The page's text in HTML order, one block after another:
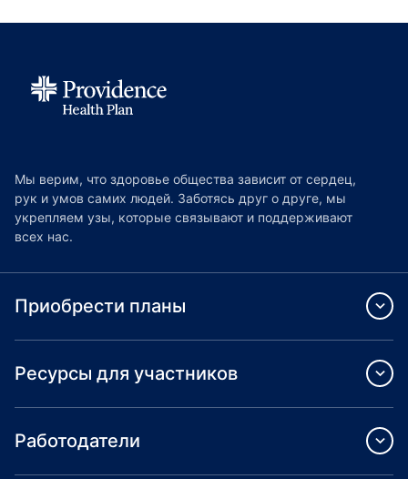
Мы верим, что здоровье общества зависит от сердец,
рук и умов самих людей. Заботясь друг о друге, мы
укрепляем узы, которые связывают и поддерживают
всех нас.
Приобрести планы
Ресурсы для участников
Работодатели